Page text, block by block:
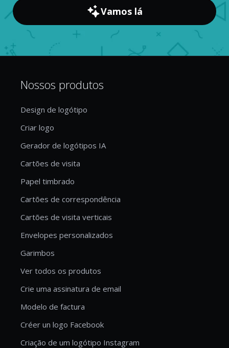
Vamos lá
Nossos produtos
Design de logótipo
Criar logo
Gerador de logótipos IA
Cartões de visita
Papel timbrado
Cartões de correspondência
Cartões de visita verticais
Envelopes personalizados
Garimbos
Ver todos os produtos
Crie uma assinatura de email
Modelo de factura
Créer un logo Facebook
Criação de um logótipo Instagram